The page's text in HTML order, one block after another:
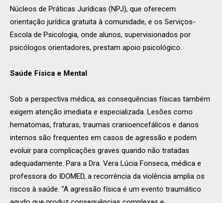
Núcleos de Práticas Jurídicas (NPJ), que oferecem
orientação jurídica gratuita à comunidade, e os Serviços-
Escola de Psicologia, onde alunos, supervisionados por
psicólogos orientadores, prestam apoio psicológico.
Saúde Física e Mental
Sob a perspectiva médica, as consequências físicas também
exigem atenção imediata e especializada. Lesões como
hematomas, fraturas, traumas cranioencefálicos e danos
internos são frequentes em casos de agressão e podem
evoluir para complicações graves quando não tratadas
adequadamente. Para a Dra. Vera Lúcia Fonseca, médica e
professora do IDOMED, a recorrência da violência amplia os
riscos à saúde. “A agressão física é um evento traumático